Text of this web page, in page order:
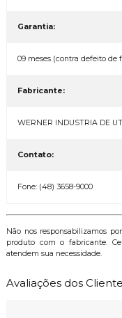
Garantia:
09 meses (contra defeito de
Fabricante:
WERNER INDUSTRIA DE
Contato:
Fone: (48) 3658-9000
Não nos responsabilizamos
produto com o fabricante.
atendem sua necessidade.
Avaliações dos